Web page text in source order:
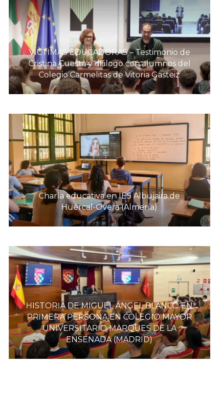
VÍCTIMAS EDUCADORAS – Testimonio de
Cristina Cuesta y diálogo con alumnos del
Colegio Carmelitas de Vitoria Gasteiz
Charla educativa en IES Albujaira de
Huércal-Overa (Almería)
HISTORIA DE MIGUEL ÁNGEL BLANCO EN
PRIMERA PERSONA EN COLEGIO MAYOR
UNIVERSITARIO MARQUES DE LA
ENSENADA (MADRID)